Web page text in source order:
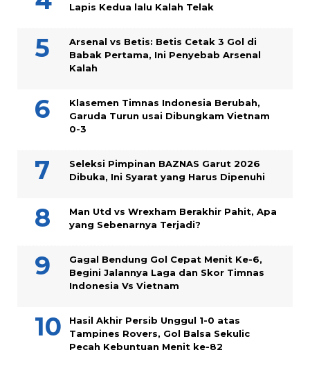
Lapis Kedua lalu Kalah Telak
Arsenal vs Betis: Betis Cetak 3 Gol di
Babak Pertama, Ini Penyebab Arsenal
Kalah
Klasemen Timnas Indonesia Berubah,
Garuda Turun usai Dibungkam Vietnam
0-3
Seleksi Pimpinan BAZNAS Garut 2026
Dibuka, Ini Syarat yang Harus Dipenuhi
Man Utd vs Wrexham Berakhir Pahit, Apa
yang Sebenarnya Terjadi?
Gagal Bendung Gol Cepat Menit Ke-6,
Begini Jalannya Laga dan Skor Timnas
Indonesia Vs Vietnam
Hasil Akhir Persib Unggul 1-0 atas
Tampines Rovers, Gol Balsa Sekulic
Pecah Kebuntuan Menit ke-82